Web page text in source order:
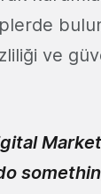
ve